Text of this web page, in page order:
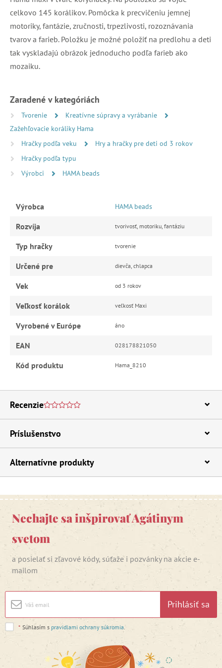
celkovo 145 korálikov. Pomôcka k precvičeniu jemnej
motoriky, fantázie, zručnosti, trpezlivosti, rozoznávania
tvarov a farieb. Položku je možné položiť na predlohu a deti
tak vyskladajú obrázok jednoducho podľa farieb ako
mozaiku.
Zaradené v kategóriách
Tvorenie
Kreatívne súpravy a vyrábanie
Zažehľovacie koráliky Hama
Hračky podľa veku
Hry a hračky pre deti od 3 rokov
Hračky podľa typu
Výrobci
HAMA beads
Výrobca HAMA beads
Rozvíja tvorivosť, motoriku, fantáziu
Typ hračky tvorenie
Určené pre dievča, chlapca
Vek od 3 rokov
Veľkosť korálok veľkosť Maxi
Vyrobené v Európe áno
EAN 028178821050
Kód produktu Hama_8210
Recenzie
Príslušenstvo
Alternatívne produkty
Nechajte sa inšpirovať Agátinym
svetom
a posielať si zľavové kódy, súťaže i pozvánky na akcie e-
mailom
Prihlásiť sa
* Súhlasím s pravidlami ochrany súkromia.